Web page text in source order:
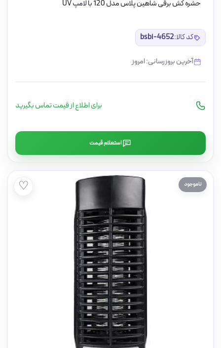
حشره کش برقی شاهین پلاس مدل 120 با لامپ UV
کد کالا:bsbi-4652
آخرین بروزرسانی: امروز
برای اطلاع از قیمت تماس بگیرید
استعلام قیمت
ناموجود ♡